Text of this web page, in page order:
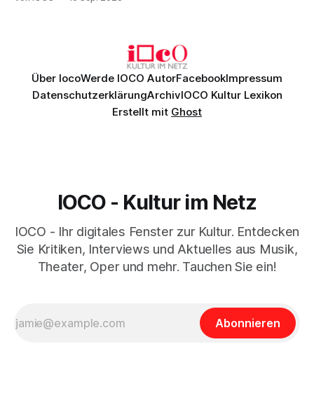
in Ludwigshafen By Dr. Detlev Janik Ein Sonntag im
Über IocoWerde IOCO AutorFacebookImpressum
DatenschutzerklärungArchivIOCO Kultur Lexikon
Erstellt mit Ghost
IOCO - Kultur im Netz
IOCO - Ihr digitales Fenster zur Kultur. Entdecken
Sie Kritiken, Interviews und Aktuelles aus Musik,
Theater, Oper und mehr. Tauchen Sie ein!
Abonnieren